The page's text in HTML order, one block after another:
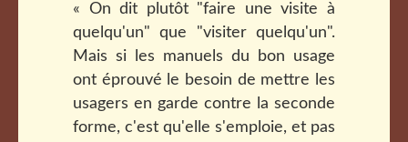
« On dit plutôt "faire une visite à
quelqu'un" que "visiter quelqu'un".
Mais si les manuels du bon usage
ont éprouvé le besoin de mettre les
usagers en garde contre la seconde
forme, c'est qu'elle s'emploie, et pas